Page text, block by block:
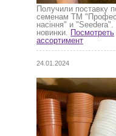
Получили поставку
семенам ТМ
насіння" и "Seedera".
новинки. Посмотреть
ассортимент
24.01.2024